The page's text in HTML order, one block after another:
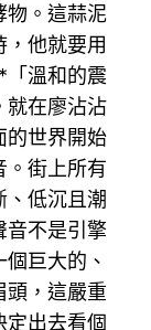
物。這蒜泥
，他就要用
溫和的震
就在廖沾沾
的世界開始
。街上所有
、低沉且潮
不是引擎
巨大的、
頭，這嚴重
定出去看個